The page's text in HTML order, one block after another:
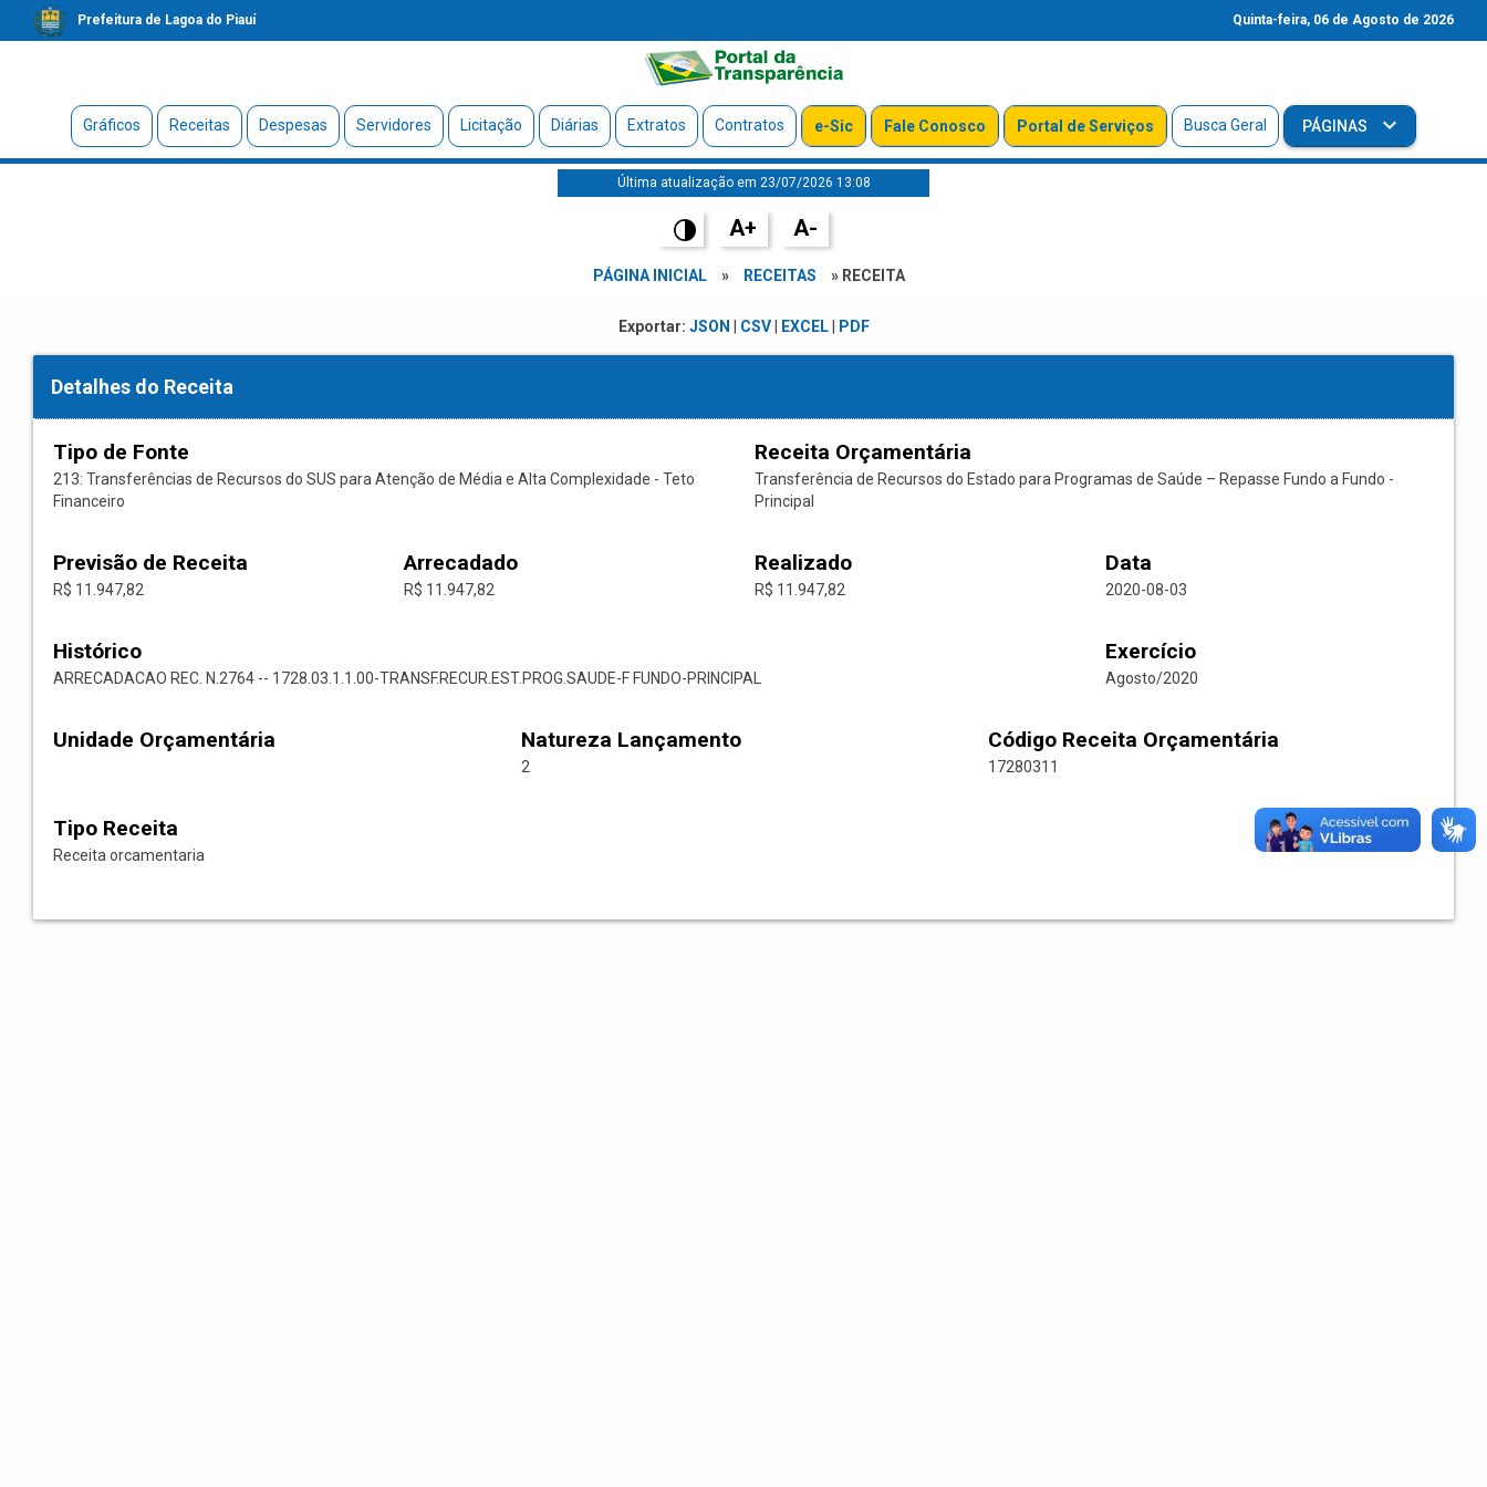
Prefeitura de Lagoa do Piauí Quinta-feira, 06 de Agosto de 2026
Gráficos Receitas Despesas Servidores Licitação Diárias Extratos Contratos e-Sic Fale Conosco Portal de Serviços Busca Geral PÁGINAS
Última atualização em 23/07/2026 13:08
A+ A-
PÁGINA INICIAL » RECEITAS » RECEITA
Exportar: JSON CSV| EXCEL| PDF
Detalhes do Receita
Tipo de Fonte
213: Transferências de Recursos do SUS para Atenção de Média e Alta Complexidade - Teto
Financeiro
Receita Orçamentária
Transferência de Recursos do Estado para Programas de Saúde – Repasse Fundo a Fundo -
Principal
Previsão de Receita
R$ 11.947,82
Arrecadado
R$ 11.947,82
Realizado
R$ 11.947,82
Data
2020-08-03
Histórico
ARRECADACAO REC. N.2764 -- 1728.03.1.1.00-TRANSF.RECUR.EST.PROG.SAUDE-F FUNDO-PRINCIPAL
Exercício
Agosto/2020
Unidade Orçamentária Natureza Lançamento
2
Código Receita Orçamentária
17280311
Tipo Receita
Receita orcamentaria